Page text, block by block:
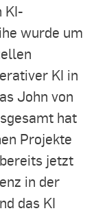
KI-
wurde um
KI in
John von
hat
Projekte
jetzt
in der
das KI